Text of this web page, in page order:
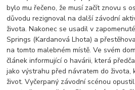
bylo mu řečeno, že musí začít znovu s
důvodu rezignoval na další závodní
života. Nakonec se usadil v
Springs (Kardanová Lhota) a
na tomto malebném místě. Ve svém
článek informující o havárii, která
jako výstrahu před návratem do života,
život. Vyčerpaný závodní scénou